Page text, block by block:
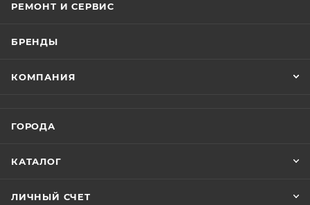
РЕМОНТ И СЕРВИС
БРЕНДЫ
КОМПАНИЯ
ГОРОДА
КАТАЛОГ
ЛИЧНЫЙ СЧЕТ